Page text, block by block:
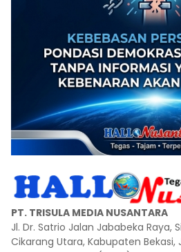
PT. TRISULA MEDIA NUSANTARA
Jl. Dr. Satrio Jalan Jababeka Raya,
Cikarang Utara, Kabupaten Bekasi,